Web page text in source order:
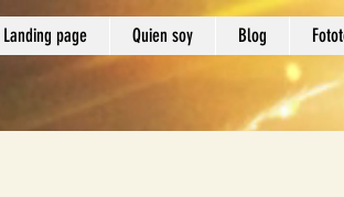
Landing page Quien soy Blog